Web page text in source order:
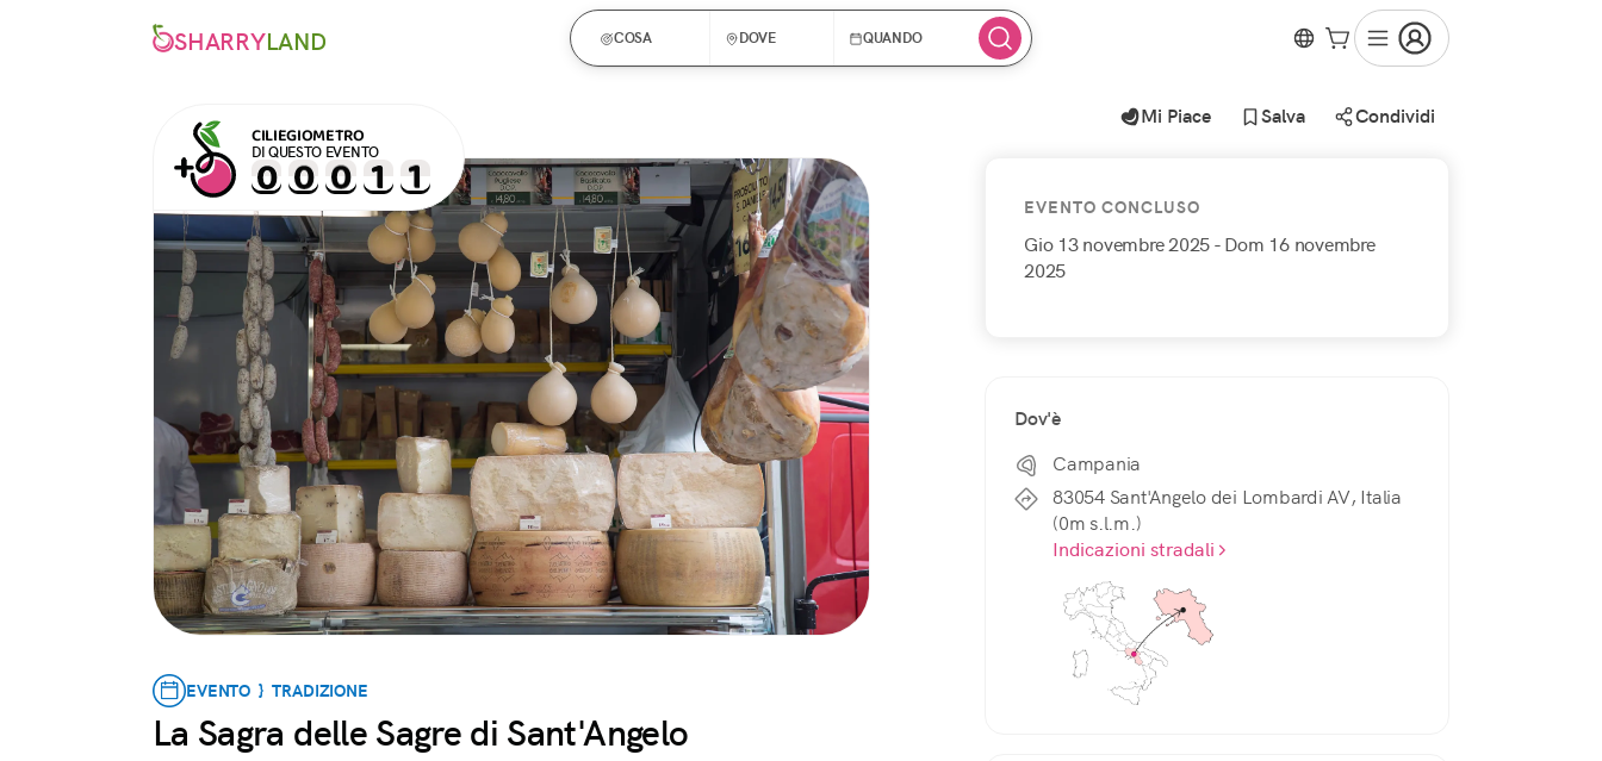
SHARRYLAND COSA DOVE QUANDO
Mi Piace Salva Condividi
CILIEGIOMETRO
DI QUESTO EVENTO
EVENTO } TRADIZIONE
La Sagra delle Sagre di Sant'Angelo
EVENTO CONCLUSO
Gio 13 novembre 2025- Dom 16 novembre
2025
Dov'è
Campania
83054 Sant'Angelo dei Lombardi AV, Italia
(0m s.l.m.)
Indicazioni stradali